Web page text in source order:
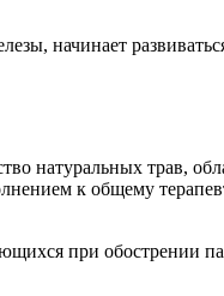
начинает
натуральных трав,
к общему
при обострении